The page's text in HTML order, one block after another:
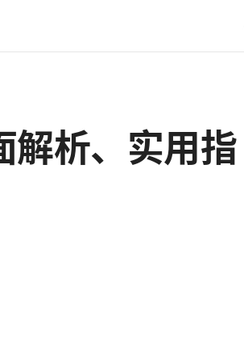
解析、实用指